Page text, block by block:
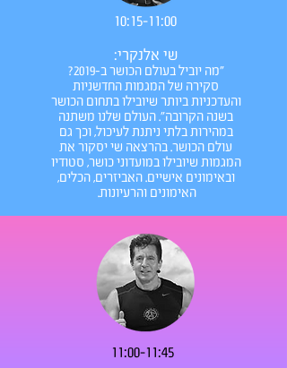
10:15-11:00
שי אלנקרי:
"מה יוביל בעולם הכושר ב-2019?
סקירה של המגמות החדשניות
והעדכניות ביותר שיובילו בתחום הכושר
בשנה הקרובה". העולם שלנו משתנה
במהירות בלתי ניתנת לעיכול, וכך גם
עולם הכושר. בהרצאה שי יסקור את
המגמות שיובילו במועדוני כושר, סטודיו
ובאימונים אישיים. האביזרים, הכלים,
האימונים והרעיונות.
11:00-11:45